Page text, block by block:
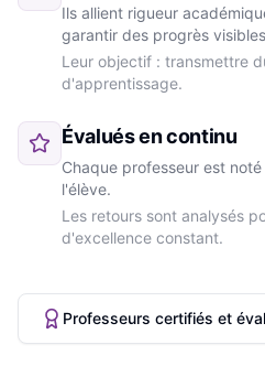
Ils allient rigueur
garantir des progrès
Leur objectif : transmettre
d'apprentissage.
Évalués en continu
Chaque professeur est
l'élève.
Les retours sont analysés
d'excellence constant.
Professeurs certifiés et